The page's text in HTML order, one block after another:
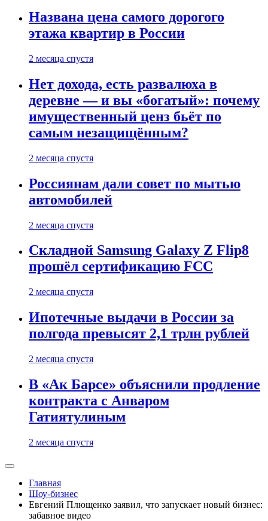
Названа цена самого дорогого
этажа квартир в России
2 месяца спустя
Нет дохода, есть развалюха в
деревне — и вы «богатый»: почему
имущественный ценз бьёт по
самым незащищённым?
2 месяца спустя
Россиянам дали совет по мытью
автомобилей
2 месяца спустя
Складной Samsung Galaxy Z Flip8
прошёл сертификацию FCC
2 месяца спустя
Ипотечные выдачи в России за
полгода превысят 2,1 трлн рублей
2 месяца спустя
В «Ак Барсе» объяснили продление
контракта с Анваром
Гатиятулиным
2 месяца спустя
Главная
Шоу-бизнес
Евгений Плющенко заявил, что запускает новый бизнес:
забавное видео